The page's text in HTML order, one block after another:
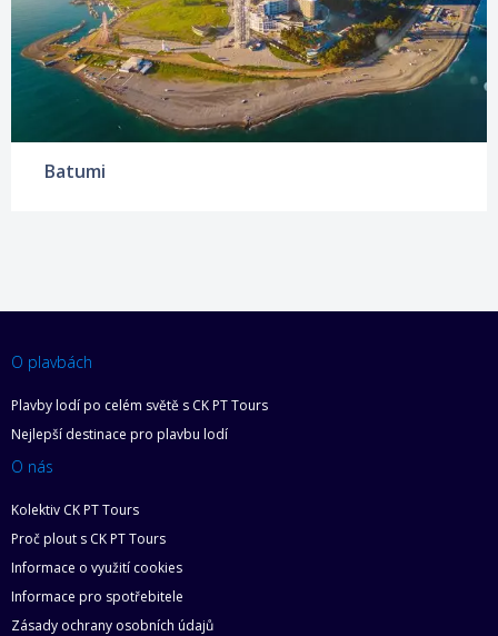
Batumi
O plavbách
Plavby lodí po celém světě s CK PT Tours
Nejlepší destinace pro plavbu lodí
O nás
Kolektiv CK PT Tours
Proč plout s CK PT Tours
Informace o využití cookies
Informace pro spotřebitele
Zásady ochrany osobních údajů